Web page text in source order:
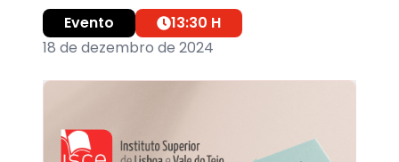
Evento 13:30 H
18 de dezembro de 2024